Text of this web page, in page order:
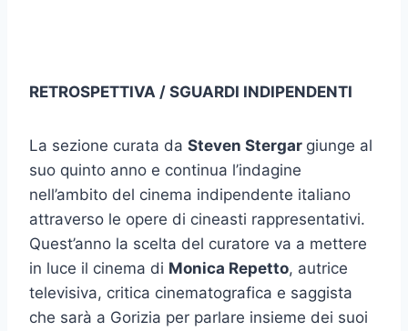
RETROSPETTIVA / SGUARDI INDIPENDENTI
La sezione curata da Steven Stergar giunge al
suo quinto anno e continua l’indagine
nell’ambito del cinema indipendente italiano
attraverso le opere di cineasti rappresentativi.
Quest’anno la scelta del curatore va a mettere
in luce il cinema di Monica Repetto, autrice
televisiva, critica cinematografica e saggista
che sarà a Gorizia per parlare insieme dei suoi